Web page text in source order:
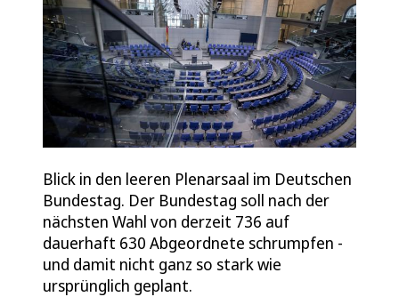
Blick in den leeren Plenarsaal im Deutschen
Bundestag. Der Bundestag soll nach der
nächsten Wahl von derzeit 736 auf
dauerhaft 630 Abgeordnete schrumpfen -
und damit nicht ganz so stark wie
ursprünglich geplant.